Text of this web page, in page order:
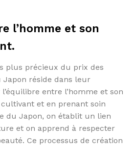
l’homme et son
plus précieux du prix des
Japon réside dans leur
entre l’homme et son
et en prenant soin
du Japon, on établit un lien
et on apprend à respecter
Ce processus de création